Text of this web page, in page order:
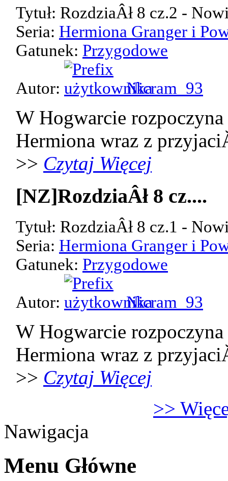
Tytuł: RozdziaÂł 8 cz.2 -
Seria: Hermiona Granger i
Gatunek: Przygodowe
Autor: Nicram_93
W Hogwarcie
Hermiona wraz z
>> Czytaj Więcej
[NZ]RozdziaÂł 8 cz....
Tytuł: RozdziaÂł 8 cz.1 -
Seria: Hermiona Granger i
Gatunek: Przygodowe
Autor: Nicram_93
W Hogwarcie
Hermiona wraz z
>> Czytaj Więcej
>>
Nawigacja
Menu Główne